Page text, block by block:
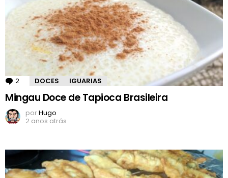
2 Comentários
DOCES IGUARIAS
Mingau Doce de Tapioca Brasileira
porHugo
2 anos atrás